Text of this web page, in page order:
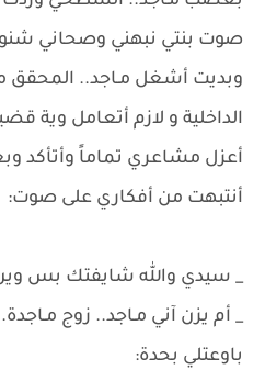
صوت بنتي نبهني وصحاني شنو
وبديت أشغل مـاجد.. المحقق
الداخلية و لازم أتعامل وية
أعزل مشاعري تماماً وأتأكد
أنتبهت من أفكاري على صوت:
_ سيدي والله شايفتك بس
_ أم يزن آني مـاجد.. زوج
باوعتلي بحدة: